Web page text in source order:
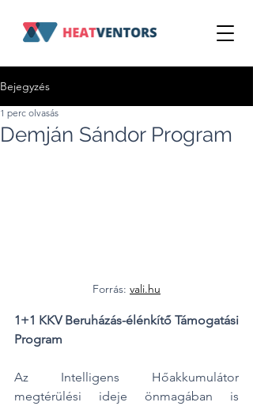
Bejegyzés
Demján Sándor Program
1 perc olvasás
Forrás: vali.hu
1+1 KKV Beruházás-élénkítő Támogatási
Program
Az Intelligens Hőakkumulátor
megtérülési ideje önmagában is